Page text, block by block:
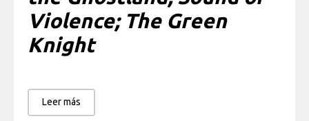
Violence; The Green
Knight
Leer más